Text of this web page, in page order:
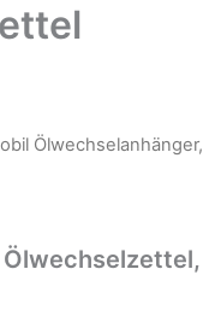
Ölwechselanhänger,